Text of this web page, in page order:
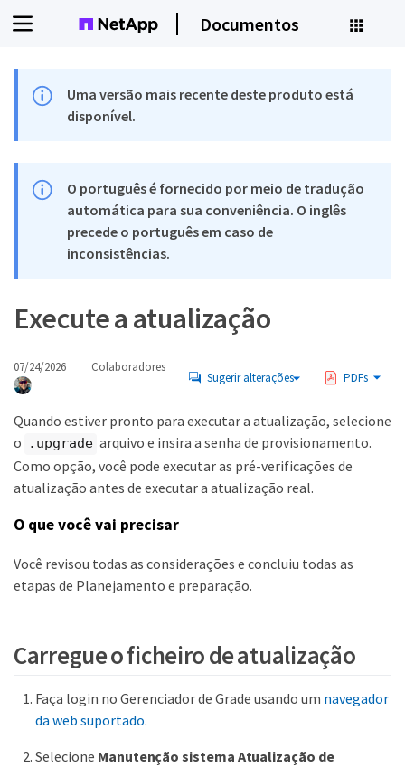
Documentos
Uma versão mais recente deste produto está
disponível.
O português é fornecido por meio de tradução
automática para sua conveniência. O inglês
precede o português em caso de
inconsistências.
Execute a atualização
07/24/2026 Colaboradores
Sugerir alterações PDFs
Quando estiver pronto para executar a atualização, selecione
o
.upgrade arquivo e insira a senha de provisionamento.
Como opção, você pode executar as pré-verificações de
atualização antes de executar a atualização real.
O que você vai precisar
Você revisou todas as considerações e concluiu todas as
etapas de Planejamento e preparação.
Carregue o ficheiro de atualização
Faça login no Gerenciador de Grade usando um navegador
da web suportado.
Selecione Manutenção sistema Atualização de